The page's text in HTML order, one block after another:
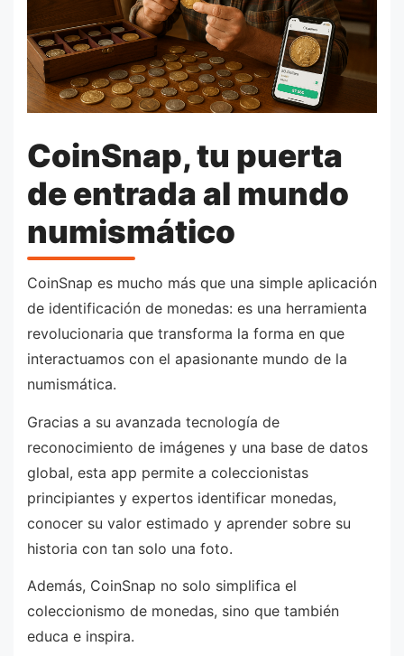
CoinSnap, tu puerta
de entrada al mundo
numismático
CoinSnap es mucho más que una simple aplicación
de identificación de monedas: es una herramienta
revolucionaria que transforma la forma en que
interactuamos con el apasionante mundo de la
numismática.
Gracias a su avanzada tecnología de
reconocimiento de imágenes y una base de datos
global, esta app permite a coleccionistas
principiantes y expertos identificar monedas,
conocer su valor estimado y aprender sobre su
historia con tan solo una foto.
Además, CoinSnap no solo simplifica el
coleccionismo de monedas, sino que también
educa e inspira.